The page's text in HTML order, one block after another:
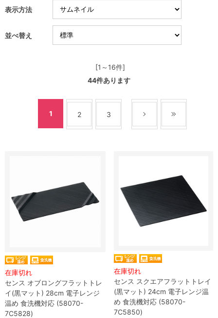
表示方法
並べ替え
[1～16件]
44件あります
1 2 3
在庫切れ
センス オブロングフラットトレ
イ(黒マット) 28cm 電子レンジ
温め 食洗機対応 (58070-
7C5828)
在庫切れ
センス スクエアフラットトレイ
(黒マット) 24cm 電子レンジ温
め 食洗機対応 (58070-
7C5850)